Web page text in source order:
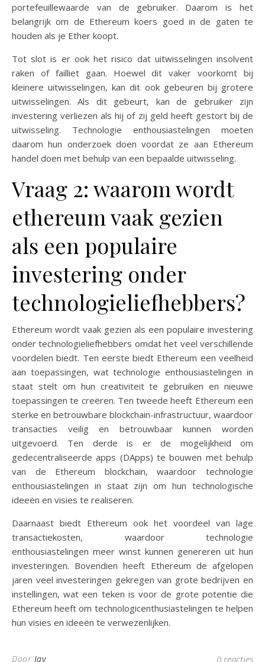
portefeuillewaarde van de gebruiker. Daarom is het
belangrijk om de Ethereum koers goed in de gaten te
houden als je Ether koopt.
Tot slot is er ook het risico dat uitwisselingen insolvent
raken of failliet gaan. Hoewel dit vaker voorkomt bij
kleinere uitwisselingen, kan dit ook gebeuren bij grotere
uitwisselingen. Als dit gebeurt, kan de gebruiker zijn
investering verliezen als hij of zij geld heeft gestort bij de
uitwisseling. Technologie enthousiastelingen moeten
daarom hun onderzoek doen voordat ze aan Ethereum
handel doen met behulp van een bepaalde uitwisseling.
Vraag 2: waarom wordt
ethereum vaak gezien
als een populaire
investering onder
technologieliefhebbers?
Ethereum wordt vaak gezien als een populaire investering
onder technologieliefhebbers omdat het veel verschillende
voordelen biedt. Ten eerste biedt Ethereum een veelheid
aan toepassingen, wat technologie enthousiastelingen in
staat stelt om hun creativiteit te gebruiken en nieuwe
toepassingen te creëren. Ten tweede heeft Ethereum een
sterke en betrouwbare blockchain-infrastructuur, waardoor
transacties veilig en betrouwbaar kunnen worden
uitgevoerd. Ten derde is er de mogelijkheid om
gedecentraliseerde apps (DApps) te bouwen met behulp
van de Ethereum blockchain, waardoor technologie
enthousiastelingen in staat zijn om hun technologische
ideeën en visies te realiseren.
Daarnaast biedt Ethereum ook het voordeel van lage
transactiekosten, waardoor technologie
enthousiastelingen meer winst kunnen genereren uit hun
investeringen. Bovendien heeft Ethereum de afgelopen
jaren veel investeringen gekregen van grote bedrijven en
instellingen, wat een teken is voor de grote potentie die
Ethereum heeft om technologicenthusiastelingen te helpen
hun visies en ideeën te verwezenlijken.
Door Jay 0 reacties